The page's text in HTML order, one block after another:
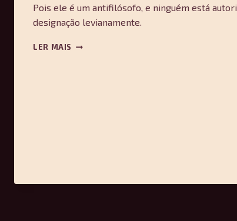
Pois ele é um antifilósofo, e ninguém está
designação levianamente.
LER MAIS LACAN